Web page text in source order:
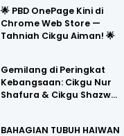
🌟 PBD OnePage Kini di
Chrome Web Store —
Tahniah Cikgu Aiman! 🌟
Gemilang di Peringkat
Kebangsaan: Cikgu Nur
Shafura & Cikgu Shazw…
BAHAGIAN TUBUH HAIWAN